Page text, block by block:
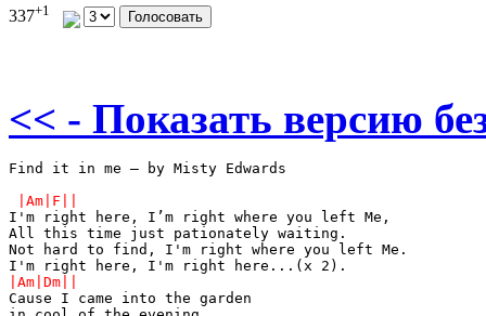
337+1
<< - Показать версию
Find it in me – by Misty Edwards
I'm right here, I’m right where you left Me,
All this time just pationately waiting.
Not hard to find, I'm right where you left Me.
Cause I came into the garden